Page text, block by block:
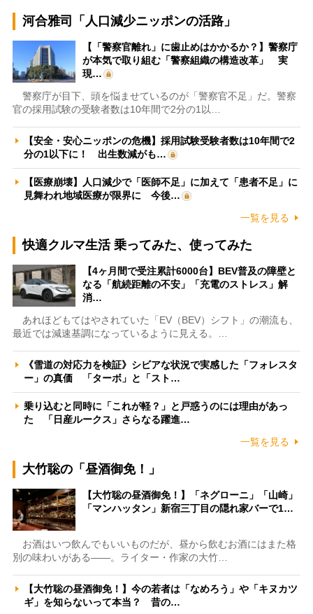
河合雅司「人口減少ニッポンの活路」
【「警察官離れ」に歯止めはかかるか？】警察庁
が本気で取り組む「警察組織の構造改革」 実
現…
警察庁が目下、頭を悩ませているのが「警察官不足」だ。警察
官の採用試験の受験者数は10年間で2分の1以…
【安全・安心ニッポンの危機】採用試験受験者数は10年間で2
分の1以下に！ 出生数減がも…
【医療崩壊】人口減少で「医師不足」に加えて「患者不足」に
見舞われ地域医療が限界に 今後…
一覧を見る
快適クルマ生活 乗ってみた、使ってみた
【4ヶ月間で受注累計6000台】BEV普及の障壁と
なる「航続距離の不安」「充電のストレス」解
消…
あれほどもてはやされていた「EV（BEV）シフト」の潮流も、
最近では減速基調になっているように見える。…
《雪道の対応力を検証》シビアな状況で実感した「フォレスタ
ー」の真価 「ターボ」と「スト…
乗り込むと同時に「これが軽？」と戸惑うのには理由があっ
た 「日産ルークス」さらなる躍進…
一覧を見る
大竹聡の「昼酒御免！」
【大竹聡の昼酒御免！】「ネグローニ」「山崎」
「マンハッタン」新宿三丁目の隠れ家バーで1…
お酒はいつ飲んでもいいものだが、昼から飲むお酒にはまた格
別の味わいがある――。ライター・作家の大竹…
【大竹聡の昼酒御免！】今の若者は「なめろう」や「キヌカツ
ギ」を知らないって本当？ 昔の…